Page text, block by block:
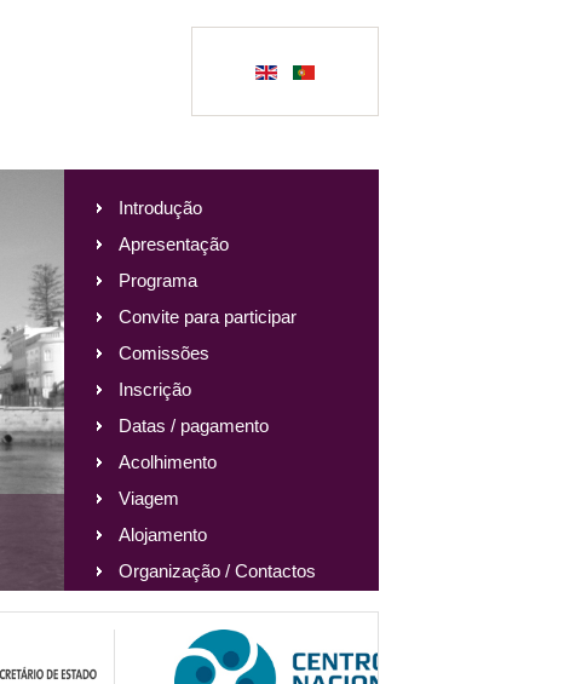
Introdução
Apresentação
Programa
Convite para participar
Comissões
Inscrição
Datas / pagamento
Acolhimento
Viagem
Alojamento
Organização / Contactos